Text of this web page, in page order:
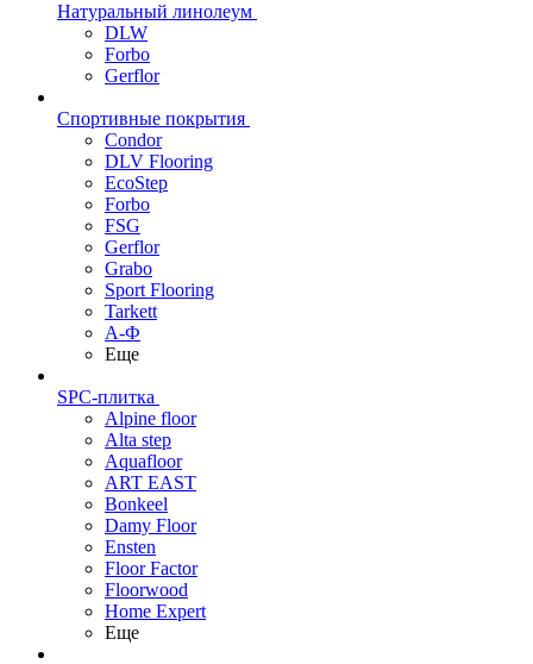
Натуральный линолеум
DLW
Forbo
Gerflor
Спортивные покрытия
Condor
DLV Flooring
EcoStep
Forbo
FSG
Gerflor
Grabo
Sport Flooring
Tarkett
А-Ф
Еще
SPC-плитка
Alpine floor
Alta step
Aquafloor
ART EAST
Bonkeel
Damy Floor
Ensten
Floor Factor
Floorwood
Home Expert
Еще